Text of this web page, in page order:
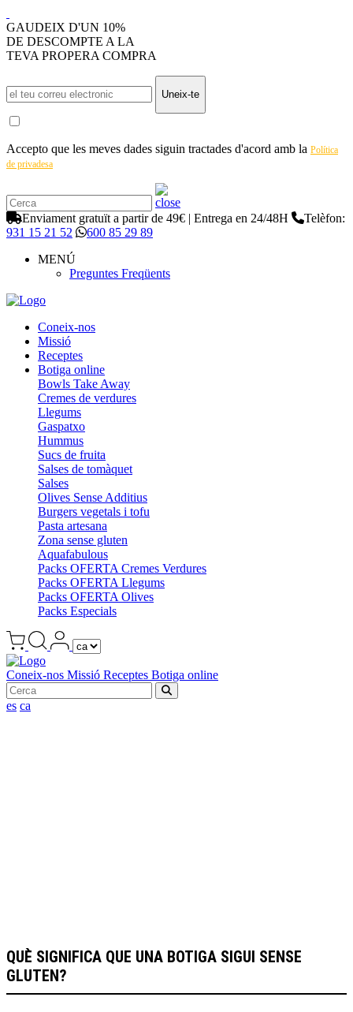
GAUDEIX D'UN 10%
DE DESCOMPTE A LA
TEVA PROPERA COMPRA
Uneix-te
Accepto que les meves dades siguin tractades d'acord amb la Política
de privadesa
Enviament gratuït a partir de 49€ | Entrega en 24/48H
Telèfon:
931 15 21 52
600 85 29 89
MENÚ
Preguntes Freqüents
Coneix-nos
Missió
Receptes
Botiga online
Bowls Take Away
Cremes de verdures
Llegums
Gaspatxo
Hummus
Sucs de fruita
Salses de tomàquet
Salses
Olives Sense Additius
Burgers vegetals i tofu
Pasta artesana
Zona sense gluten
Aquafabulous
Packs OFERTA Cremes Verdures
Packs OFERTA Llegums
Packs OFERTA Olives
Packs Especials
Coneix-nos Missió Receptes Botiga online
es ca
QUÈ SIGNIFICA QUE UNA BOTIGA SIGUI SENSE
GLUTEN?